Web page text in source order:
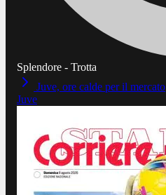
Splendore - Trotta
Juve, ore calde per il mercato
Juve